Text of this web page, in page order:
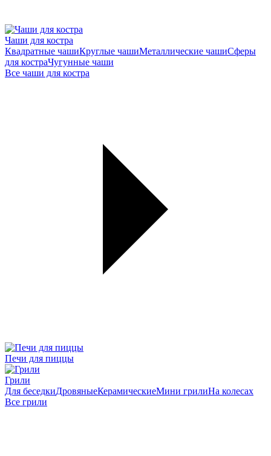
Чаши для костра
Квадратные чашиКруглые чашиМеталлические чашиСферы
для костраЧугунные чаши
Все чаши для костра
Печи для пиццы
Грили
Для беседкиДровяныеКерамическиеМини грилиНа колесах
Все грили